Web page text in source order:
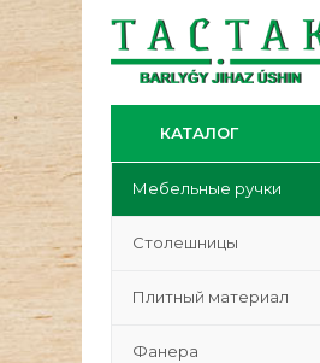
КАТАЛОГ
Мебельные ручки
Столешницы
Плитный материал
Фанера